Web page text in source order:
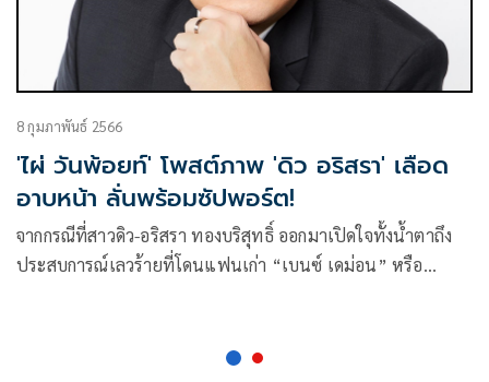
8 กุมภาพันธ์ 2566
'ไผ่ วันพ้อยท์' โพสต์ภาพ 'ดิว อริสรา' เลือด
อาบหน้า ลั่นพร้อมซัปพอร์ต!
จากกรณีที่สาวดิว-อริสรา ทองบริสุทธิ์ ออกมาเปิดใจทั้งน้ำตาถึง
ประสบการณ์เลวร้ายที่โดนแฟนเก่า “เบนซ์ เดม่อน” หรือ
การถูกทำร้ายซึ่งมีทั้งรอยช้ำบริเวณร่างกายรวมไปถึงแผลที่มี